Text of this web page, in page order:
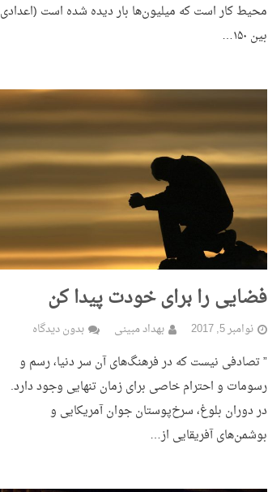
محیط کار است که میلیون‌ها بار دیده شده است (اعدادی
بین ۱۵۰…
فضایی را برای خودت پیدا کن
نوامبر 5, 2017 بهداد مبینی بدون دیدگاه
” تصادفی نیست که در فرهنگ‌های آن سر دنیا، رسم و
رسومات و احترام خاصی برای زمان تنهایی وجود دارد.
در دوران بلوغ، سرخ‌پوستان جوان آمریکایی و
بوشمن‌های آفریقایی از…